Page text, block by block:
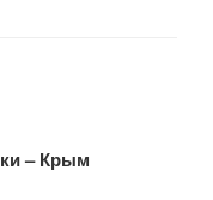
– Крым